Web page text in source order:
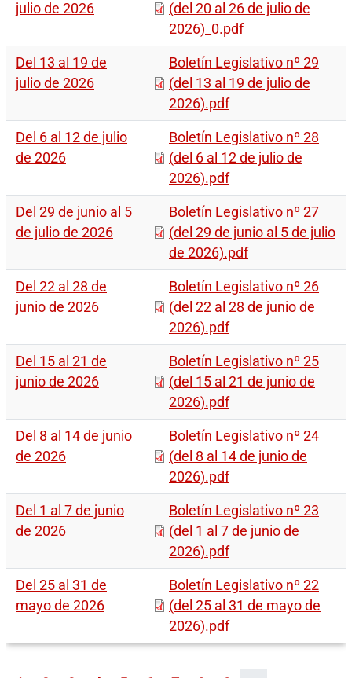
julio de 2026
(del 20 al 26 de julio de
2026)_0.pdf
Del 13 al 19 de
julio de 2026
Boletín Legislativo nº 29
(del 13 al 19 de julio de
2026).pdf
Del 6 al 12 de julio
de 2026
Boletín Legislativo nº 28
(del 6 al 12 de julio de
2026).pdf
Del 29 de junio al 5
de julio de 2026
Boletín Legislativo nº 27
(del 29 de junio al 5 de julio
de 2026).pdf
Del 22 al 28 de
junio de 2026
Boletín Legislativo nº 26
(del 22 al 28 de junio de
2026).pdf
Del 15 al 21 de
junio de 2026
Boletín Legislativo nº 25
(del 15 al 21 de junio de
2026).pdf
Del 8 al 14 de junio
de 2026
Boletín Legislativo nº 24
(del 8 al 14 de junio de
2026).pdf
Del 1 al 7 de junio
de 2026
Boletín Legislativo nº 23
(del 1 al 7 de junio de
2026).pdf
Del 25 al 31 de
mayo de 2026
Boletín Legislativo nº 22
(del 25 al 31 de mayo de
2026).pdf